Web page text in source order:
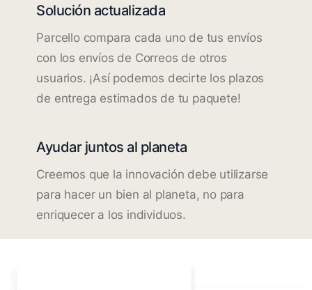
Solución actualizada
Parcello compara cada uno de tus envíos
con los envíos de Correos de otros
usuarios. ¡Así podemos decirte los plazos
de entrega estimados de tu paquete!
Ayudar juntos al planeta
Creemos que la innovación debe utilizarse
para hacer un bien al planeta, no para
enriquecer a los individuos.